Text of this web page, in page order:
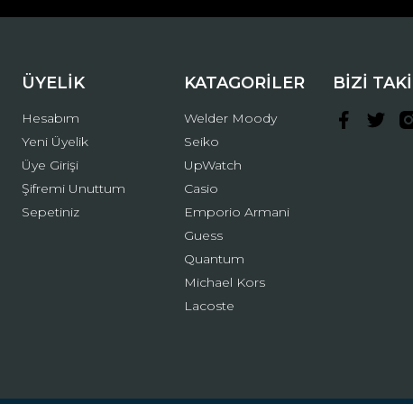
Gönder
ÜYELİK
Hesabım
Yeni Üyelik
Üye Girişi
Şifremi Unuttum
Sepetiniz
KATAGORİLER
Welder Moody
Seiko
UpWatch
Casio
Emporio Armani
Guess
Quantum
Michael Kors
Lacoste
BİZİ